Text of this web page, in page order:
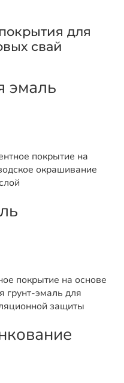
для
свай
эмаль
покрытие на
окрашивание
покрытие на основе
грунт-эмаль для
защиты